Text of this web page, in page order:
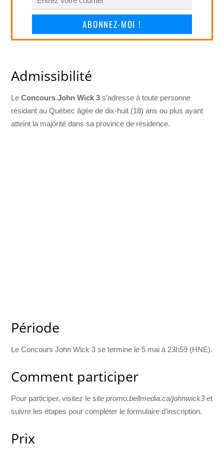
ABONNEZ-MOI !
Admissibilité
LeConcours John Wick 3 s’adresse à toute personne
résidant au Québec âgée de dix-huit (18) ans ou plus ayant
atteint la majorité dans sa province de résidence.
Période
Le Concours John Wick 3 se termine le 5 mai à 23h59 (HNE).
Comment participer
Pour participer, visitez le sitepromo.bellmedia.ca/johnwick3 et
suivre les étapes pour compléter le formulaire d’inscription.
Prix